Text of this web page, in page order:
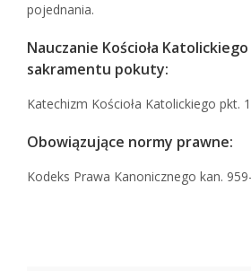
pojednania.
Nauczanie Kościoła
sakramentu pokuty:
Katechizm Kościoła Katolickiego pkt.
Obowiązujące normy prawne:
Kodeks Prawa Kanonicznego kan.